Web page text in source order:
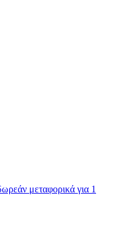
μεταφορικά για 1